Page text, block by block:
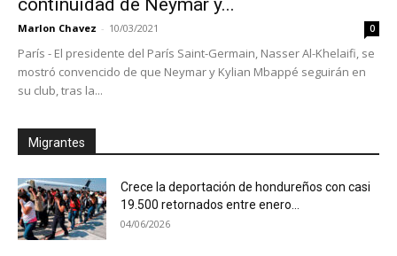
continuidad de Neymar y...
Marlon Chavez - 10/03/2021 0
París - El presidente del París Saint-Germain, Nasser Al-Khelaifi, se
mostró convencido de que Neymar y Kylian Mbappé seguirán en
su club, tras la...
Migrantes
Crece la deportación de hondureños con casi
19.500 retornados entre enero...
04/06/2026